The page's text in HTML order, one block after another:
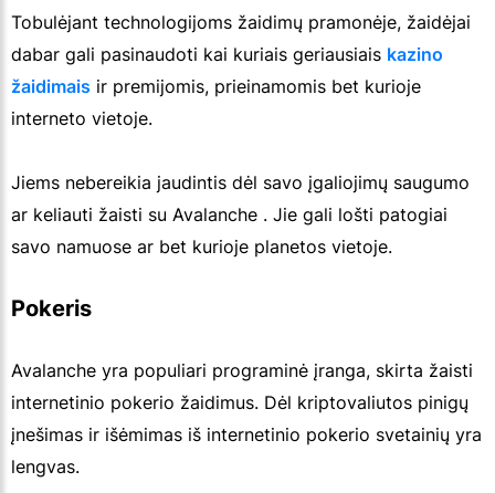
Tobulėjant technologijoms žaidimų pramonėje, žaidėjai
dabar gali pasinaudoti kai kuriais geriausiais kazino
žaidimais ir premijomis, prieinamomis bet kurioje
interneto vietoje.
Jiems nebereikia jaudintis dėl savo įgaliojimų saugumo
ar keliauti žaisti su Avalanche . Jie gali lošti patogiai
savo namuose ar bet kurioje planetos vietoje.
Pokeris
Avalanche yra populiari programinė įranga, skirta žaisti
internetinio pokerio žaidimus. Dėl kriptovaliutos pinigų
įnešimas ir išėmimas iš internetinio pokerio svetainių yra
lengvas.